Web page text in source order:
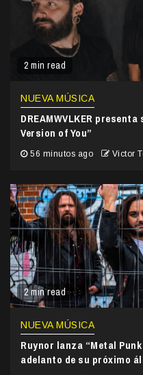
2 min read
NUEVA MÚSICA
DREAMWVLKER
Version of You”
56 minutos ago Victor
2 min read
NUEVA MÚSICA
Ruynor lanza “Metal
adelanto de su próximo